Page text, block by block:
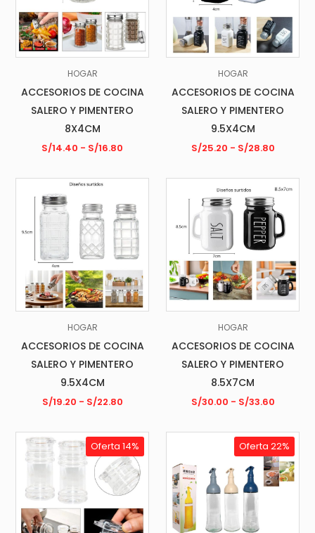
HOGAR
ACCESORIOS DE COCINA
SALERO Y PIMENTERO
8X4CM
S/14.40 - S/16.80
HOGAR
ACCESORIOS DE COCINA
SALERO Y PIMENTERO
9.5X4CM
S/25.20 - S/28.80
HOGAR
ACCESORIOS DE COCINA
SALERO Y PIMENTERO
9.5X4CM
S/19.20 - S/22.80
HOGAR
ACCESORIOS DE COCINA
SALERO Y PIMENTERO
8.5X7CM
S/30.00 - S/33.60
Oferta 14% Oferta 22%